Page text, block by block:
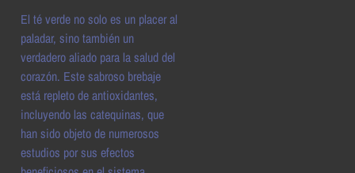
El té verde no solo es un placer al
paladar, sino también un
verdadero aliado para la salud del
corazón. Este sabroso brebaje
está repleto de antioxidantes,
incluyendo las catequinas, que
han sido objeto de numerosos
estudios por sus efectos